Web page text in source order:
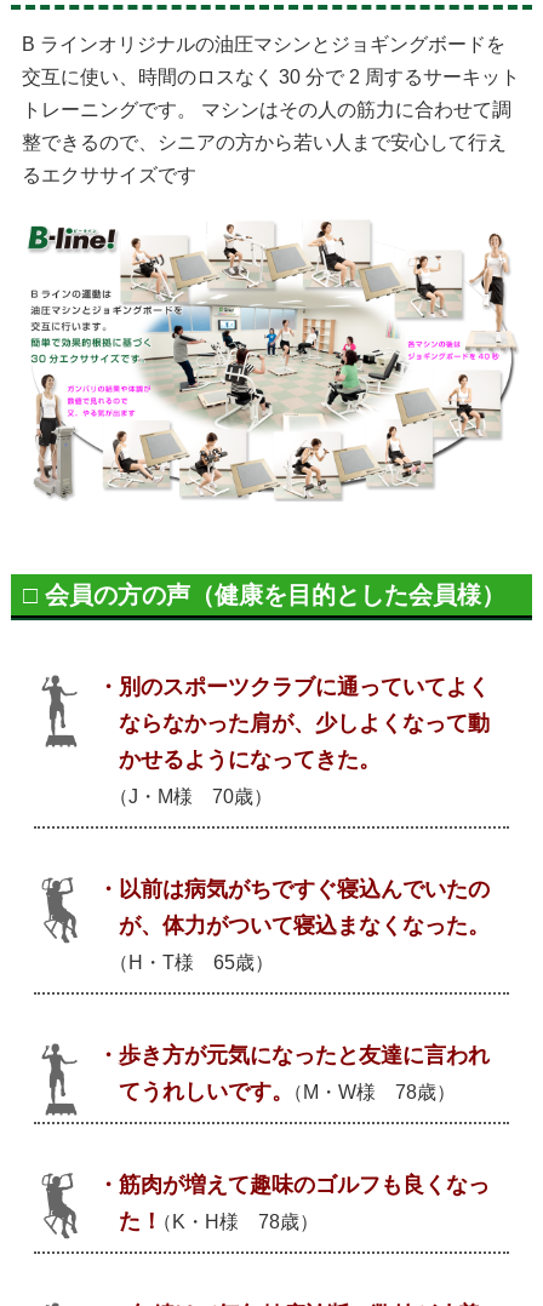
B ラインオリジナルの油圧マシンとジョギングボードを
交互に使い、時間のロスなく 30 分で 2 周するサーキット
トレーニングです。 マシンはその人の筋力に合わせて調
整できるので、シニアの方から若い人まで安心して行え
るエクササイズです
□ 会員の方の声（健康を目的とした会員様）
・別のスポーツクラブに通っていてよく
ならなかった肩が、少しよくなって動
かせるようになってきた。
（J・M様 70歳）
・以前は病気がちですぐ寝込んでいたの
が、体力がついて寝込まなくなった。
（H・T様 65歳）
・歩き方が元気になったと友達に言われ
てうれしいです。
（M・W様 78歳）
・筋肉が増えて趣味のゴルフも良くなっ
た！（K・H様 78歳）